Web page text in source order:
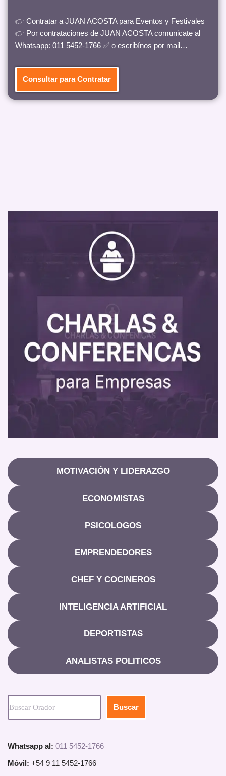
👉 Contratar a JUAN ACOSTA para Eventos y Festivales
👉 Por contrataciones de JUAN ACOSTA comunicate al
Whatsapp: 011 5452-1766 ✅ o escribínos por mail…
Consultar para Contratar
MOTIVACIÓN Y LIDERAZGO
ECONOMISTAS
PSICOLOGOS
EMPRENDEDORES
CHEF Y COCINEROS
INTELIGENCIA ARTIFICIAL
DEPORTISTAS
ANALISTAS POLITICOS
Buscar
Whatsapp al: 011 5452-1766
Móvil: +54 9 11 5452-1766